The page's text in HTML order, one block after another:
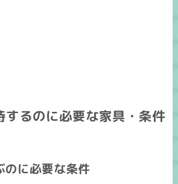
するのに必要な家具・条件
のに必要な条件